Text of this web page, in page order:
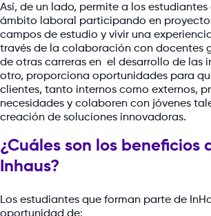
Así, de un lado, permite a los estudiantes
ámbito laboral participando en
campos de estudio y vivir una
través de la colaboración con docentes
de otras carreras en el desarrollo de las
otro, proporciona oportunidades para
clientes, tanto internos como externos,
necesidades y colaboren con jóvenes
creación de soluciones innovadoras.
¿Cuáles son los beneficios
Inhaus?
Los estudiantes que forman parte de
oportunidad de: